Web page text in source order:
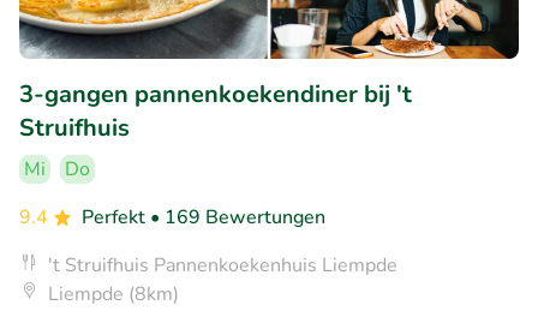
3-gangen pannenkoekendiner bij 't
Struifhuis
Mi
Do
9.4
Perfekt • 169 Bewertungen
't Struifhuis Pannenkoekenhuis Liempde
Liempde (8km)